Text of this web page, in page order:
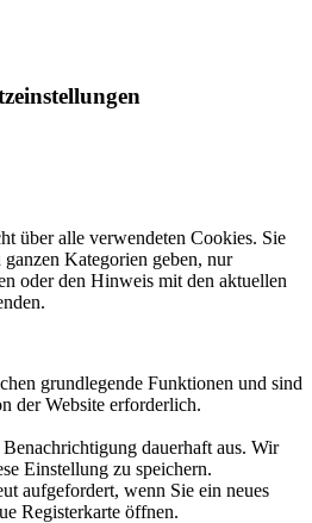
über alle verwendeten Cookies. Sie
Kategorien geben, nur
oder den Hinweis mit den aktuellen
grundlegende Funktionen und sind
der Website erforderlich.
dauerhaft aus. Wir
Einstellung zu speichern.
aufgefordert, wenn Sie ein neues
Registerkarte öffnen.